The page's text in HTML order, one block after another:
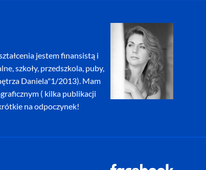
jestem finansistą i
szkoły, przedszkola, puby,
Daniela"1/2013). Mam
( kilka publikacji
na odpoczynek!